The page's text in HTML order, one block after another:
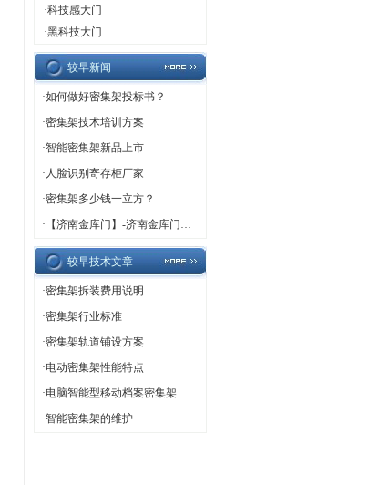
·科技感大门
·黑科技大门
较早新闻
·如何做好密集架投标书？
·密集架技术培训方案
·智能密集架新品上市
· 人脸识别寄存柜厂家
·密集架多少钱一立方？
· 【济南金库门】-济南金库门厂家,济南金库门定做
较早技术文章
·密集架拆装费用说明
·密集架行业标准
·密集架轨道铺设方案
·电动密集架性能特点
·电脑智能型移动档案密集架
·智能密集架的维护